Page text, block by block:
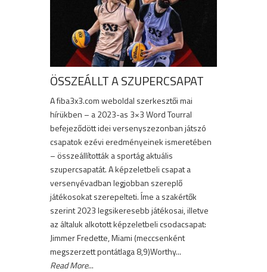
ÖSSZEÁLLT A SZUPERCSAPAT
A fiba3x3.com weboldal szerkesztői mai
hírükben – a 2023-as 3×3 Word Tourral
befejeződött idei versenyszezonban játszó
csapatok ezévi eredményeinek ismeretében
– összeállították a sportág aktuális
szupercsapatát. A képzeletbeli csapat a
versenyévadban legjobban szereplő
játékosokat szerepelteti. Íme a szakértők
szerint 2023 legsikeresebb játékosai, illetve
az általuk alkotott képzeletbeli csodacsapat:
Jimmer Fredette, Miami (meccsenként
megszerzett pontátlaga 8,9)Worthy...
Read More...